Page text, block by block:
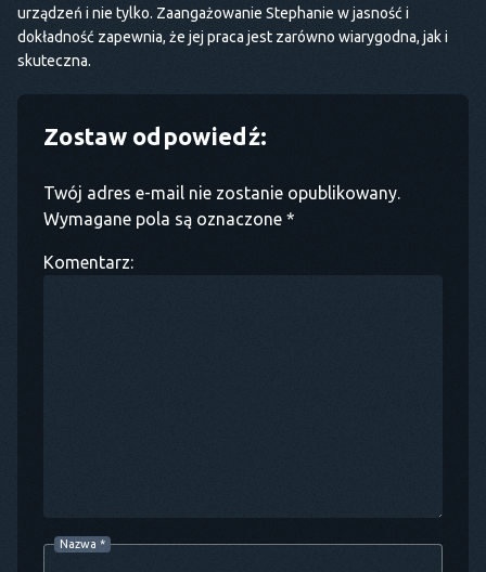
urządzeń i nie tylko. Zaangażowanie Stephanie w jasność i
dokładność zapewnia, że jej praca jest zarówno wiarygodna, jak i
skuteczna.
Zostaw odpowiedź:
Twój adres e-mail nie zostanie opublikowany.
Wymagane pola są oznaczone *
Komentarz:
Nazwa *